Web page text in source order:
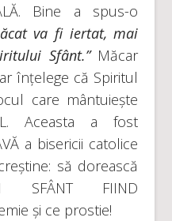
Bine a spus-o
va fi iertat, mai
Sfânt.”Măcar
înțelege că Spiritul
care mântuiește
Aceasta a fost
a bisericii catolice
să dorească
SFÂNT FIIND
și ce prostie!